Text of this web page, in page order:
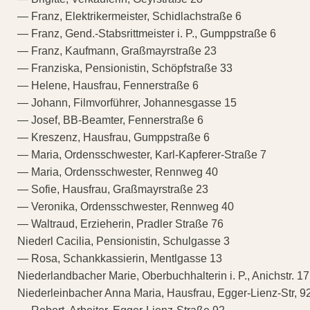
— Franz, Elektrikermeister, Schidlachstraße 6
— Franz, Gend.-Stabsrittmeister i. P., Gumppstraße 6
— Franz, Kaufmann, Graßmayrstraße 23
— Franziska, Pensionistin, Schöpfstraße 33
— Helene, Hausfrau, Fennerstraße 6
— Johann, Filmvorführer, Johannesgasse 15
— Josef, BB-Beamter, Fennerstraße 6
— Kreszenz, Hausfrau, Gumppstraße 6
— Maria, Ordensschwester, Karl-Kapferer-Straße 7
— Maria, Ordensschwester, Rennweg 40
— Sofie, Hausfrau, Graßmayrstraße 23
— Veronika, Ordensschwester, Rennweg 40
— Waltraud, Erzieherin, Pradler Straße 76
Niederl Cacilia, Pensionistin, Schulgasse 3
— Rosa, Schankkassierin, Mentlgasse 13
Niederlandbacher Marie, Oberbuchhalterin i. P., Anichstr. 17
Niederleinbacher Anna Maria, Hausfrau, Egger-Lienz-Str,